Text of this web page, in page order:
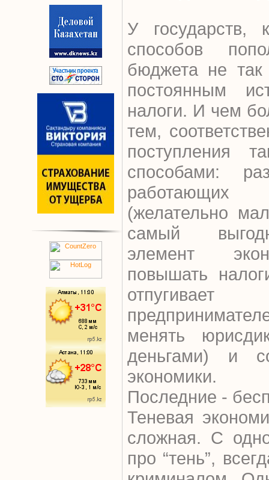
У государств,
способов
бюджета не
постоянным
налоги. И чем
тем,
поступления
способами:
работающих
(желательно
самый
элемент
повышать
менять
деньгами) и
экономики.
Последние -
Теневая
сложная. С
про “тень”,